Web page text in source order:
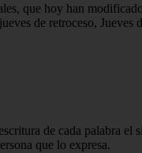
que hoy han
de retroceso,
de cada palabra
que lo expresa.